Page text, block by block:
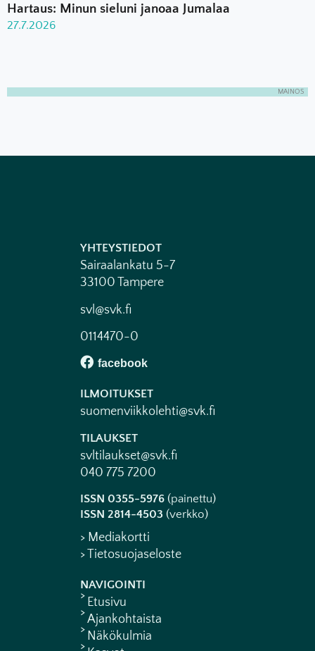
Hartaus: Minun sieluni janoaa Jumalaa
27.7.2026
MAINOS
YHTEYSTIEDOT
Sairaalankatu 5-7
33100 Tampere
svl@svk.fi
0114470-0
ILMOITUKSET
suomenviikkolehti@svk.fi
TILAUKSET
svltilaukset@svk.fi
040 775 7200
ISSN 0355-5976 (painettu)
ISSN 2814-4503 (verkko)
> Mediakortti
> Tietosuojaseloste
NAVIGOINTI
Etusivu
Ajankohtaista
Näkökulmia